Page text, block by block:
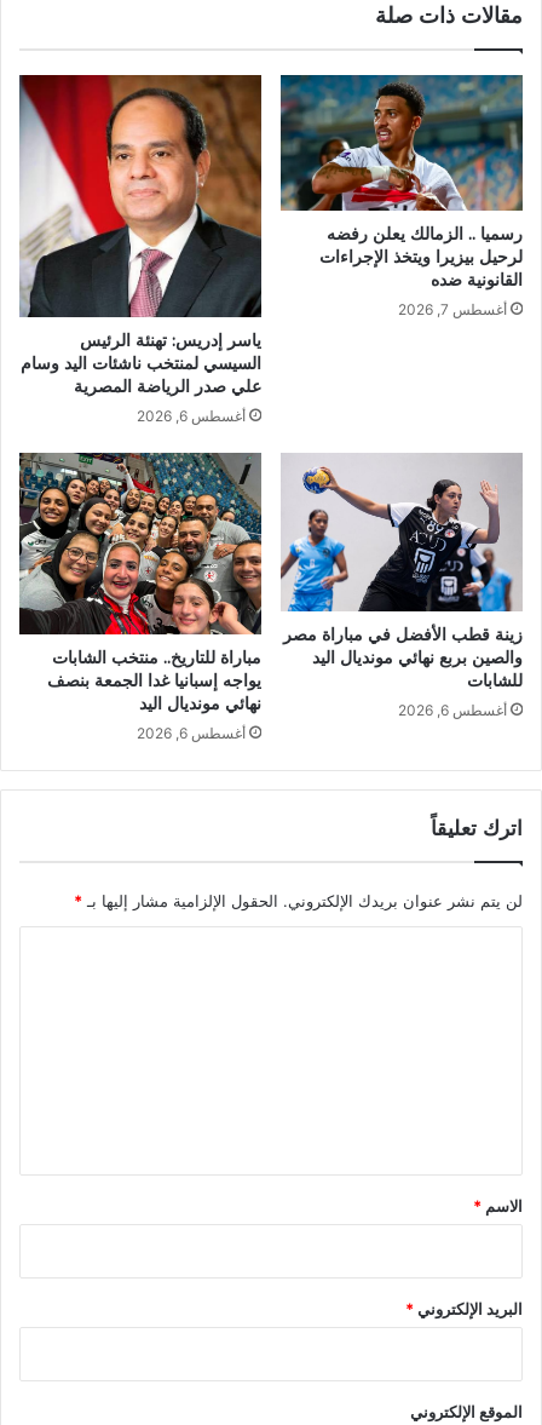
مقالات ذات صلة
رسميا .. الزمالك يعلن رفضه
لرحيل بيزيرا ويتخذ الإجراءات
القانونية ضده
أغسطس 7, 2026
ياسر إدريس: تهنئة الرئيس
السيسي لمنتخب ناشئات اليد وسام
علي صدر الرياضة المصرية
أغسطس 6, 2026
زينة قطب الأفضل في مباراة مصر
والصين بربع نهائي مونديال اليد
للشابات
أغسطس 6, 2026
مباراة للتاريخ.. منتخب الشابات
يواجه إسبانيا غدا الجمعة بنصف
نهائي مونديال اليد
أغسطس 6, 2026
اترك تعليقاً
لن يتم نشر عنوان بريدك الإلكتروني. الحقول الإلزامية مشار إليها بـ *
*
الاسم *
البريد الإلكتروني*
الموقع الإلكتروني